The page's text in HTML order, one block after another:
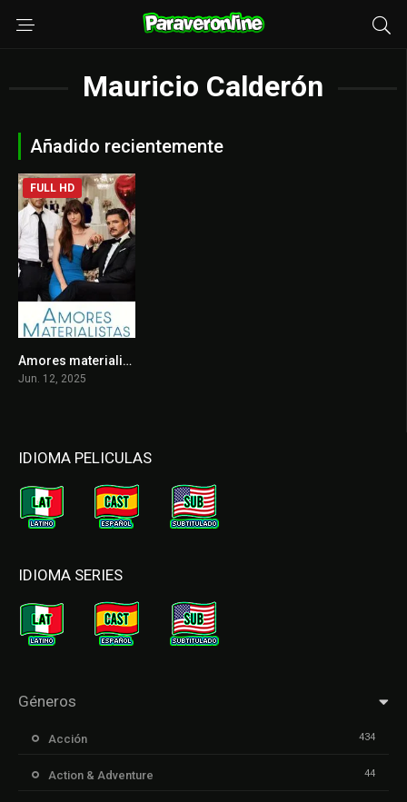
Mauricio Calderón
Añadido recientemente
6.3
FULL HD
Amores materialistas
Jun. 12, 2025
IDIOMA PELICULAS
IDIOMA SERIES
Géneros
Acción 434
Action & Adventure 44